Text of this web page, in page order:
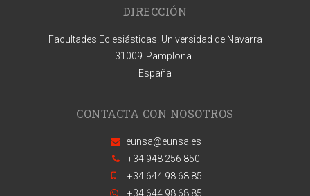
DIRECCIÓN
Facultades Eclesiásticas. Universidad de Navarra
31009 Pamplona
España
CONTACTA CON NOSOTROS
eunsa@eunsa.es
+34 948 256 850
+34 644 98 68 85
+34 644 98 68 85